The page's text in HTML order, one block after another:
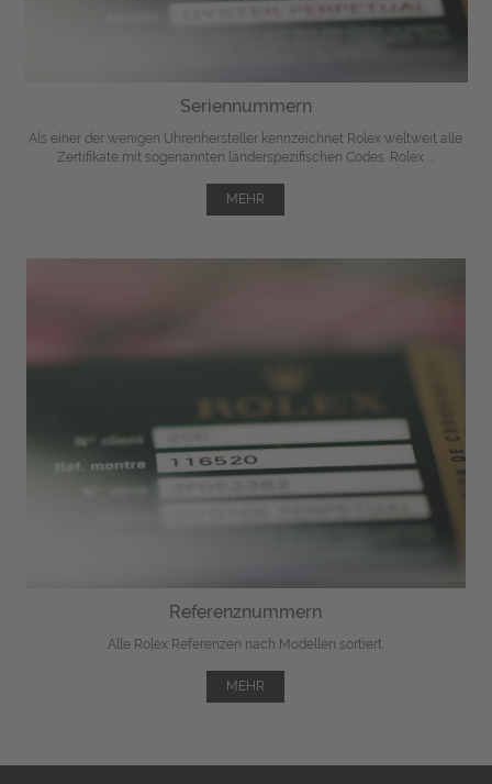
Seriennummern
Als einer der wenigen Uhrenhersteller kennzeichnet Rolex weltweit alle
Zertifikate mit sogenannten länderspezifischen Codes. Rolex ...
MEHR
Referenznummern
Alle Rolex Referenzen nach Modellen sortiert.
MEHR